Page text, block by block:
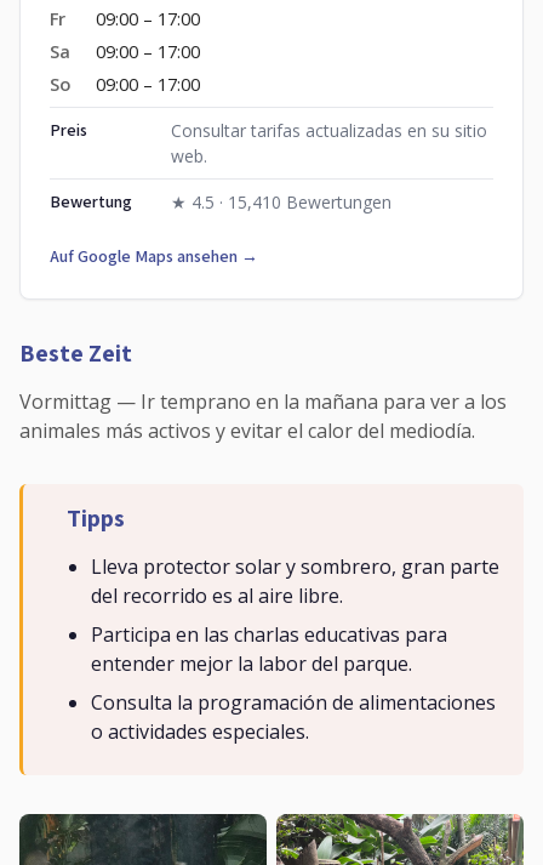
Fr
09:00 – 17:00
Sa
09:00 – 17:00
So
09:00 – 17:00
Preis
Consultar tarifas actualizadas en su sitio
web.
Bewertung ★ 4.5 · 15,410 Bewertungen
Auf Google Maps ansehen →
Beste Zeit
Vormittag — Ir temprano en la mañana para ver a los
animales más activos y evitar el calor del mediodía.
Tipps
Lleva protector solar y sombrero, gran parte
del recorrido es al aire libre.
Participa en las charlas educativas para
entender mejor la labor del parque.
Consulta la programación de alimentaciones
o actividades especiales.